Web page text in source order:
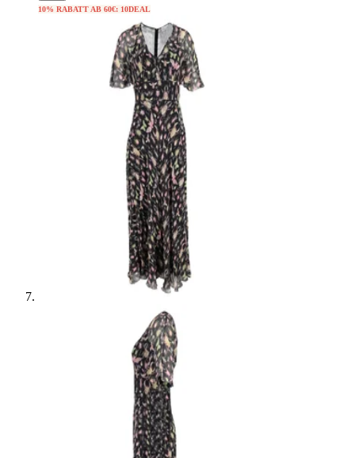
10% RABATT AB 60€: 10DEAL